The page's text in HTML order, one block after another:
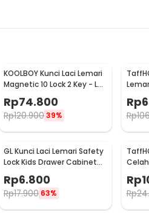
KOOLBOY Kunci Laci Lemari
Magnetic 10 Lock 2 Key - LK-
002-KB
Rp74.800
Rp120.90039%
Rp
Rp
GL Kunci Laci Lemari Safety
Lock Kids Drawer Cabinet
Door - LG27
Rp6.800
Rp17.900 63%
Rp
Rp